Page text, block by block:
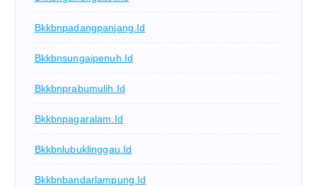
Bkkbnpadangpanjang.id
Bkkbnsungaipenuh.id
Bkkbnprabumulih.id
Bkkbnpagaralam.id
Bkkbnlubuklinggau.id
Bkkbnbandarlampung.id